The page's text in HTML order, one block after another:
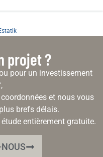
projet ?
pour un investissement
et nous vous
brefs délais.
entièrement gratuite.